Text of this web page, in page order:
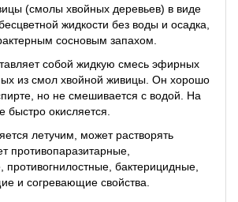
(смолы хвойных деревьев) в виде
жидкости без воды и осадка,
сосновым запахом.
собой жидкую смесь эфирных
из смол хвойной живицы. Он хорошо
но не смешивается с водой. На
быстро окисляется.
летучим, может растворять
противопаразитарные,
противогнилостные, бактерицидные,
и согревающие свойства.